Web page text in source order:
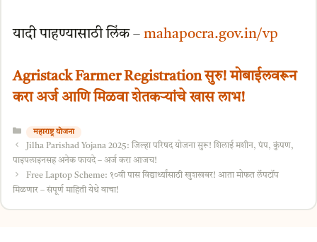
यादी पाहण्यासाठी लिंक –mahapocra.gov.in/vp
Agristack Farmer Registration सुरु! मोबाईलवरून
करा अर्ज आणि मिळवा शेतकऱ्यांचे खास लाभ!
Categories
महाराष्ट्र योजना
Jilha Parishad Yojana 2025: जिल्हा परिषद योजना सुरू! शिलाई मशीन, पंप, कुंपण,
पाइपलाइनसह अनेक फायदे – अर्ज करा आजच!
Free Laptop Scheme: १०वी पास विद्यार्थ्यांसाठी खुशखबर! आता मोफत लॅपटॉप
मिळणार – संपूर्ण माहिती येथे वाचा!